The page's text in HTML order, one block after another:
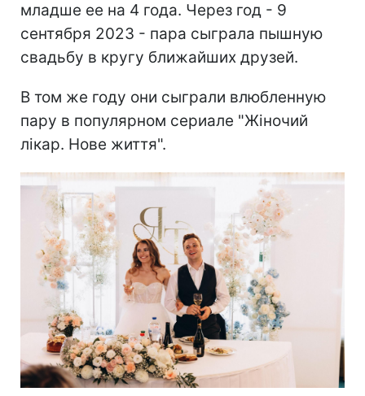
младше ее на 4 года. Через год - 9
сентября 2023 - пара сыграла пышную
свадьбу в кругу ближайших друзей.
В том же году они сыграли влюбленную
пару в популярном сериале "Жіночий
лікар. Нове життя".